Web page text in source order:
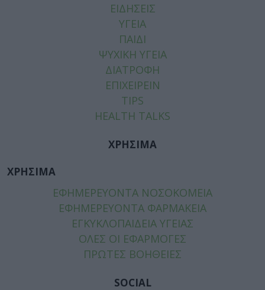
ΕΙΔΗΣΕΙΣ
ΥΓΕΙΑ
ΠΑΙΔΙ
ΨΥΧΙΚΗ ΥΓΕΙΑ
ΔΙΑΤΡΟΦΗ
ΕΠΙΧΕΙΡΕΙΝ
TIPS
HEALTH TALKS
ΧΡΗΣΙΜΑ
ΧΡΗΣΙΜΑ
ΕΦΗΜΕΡΕΥΟΝΤΑ ΝΟΣΟΚΟΜΕΙΑ
ΕΦΗΜΕΡΕΥΟΝΤΑ ΦΑΡΜΑΚΕΙΑ
ΕΓΚΥΚΛΟΠΑΙΔΕΙΑ ΥΓΕΙΑΣ
ΟΛΕΣ ΟΙ ΕΦΑΡΜΟΓΕΣ
ΠΡΩΤΕΣ ΒΟΗΘΕΙΕΣ
SOCIAL